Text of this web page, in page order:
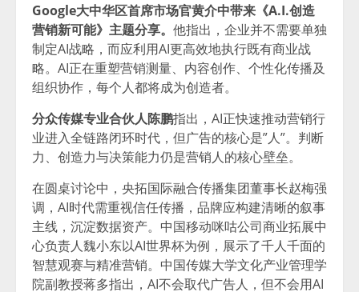
Google大中华区首席市场官黄介中带来《A.I.创造
营销新可能》主题分享。 他指出，企业并不需要单独
制定AI战略，而应利用AI更高效地执行既有商业战
略。AI正在重塑营销测量、内容创作、个性化传播及
组织协作，每个人都将成为创造者。
分众传媒专业合伙人陈鹏指出，AI正快速推动营销行
业进入全链路闭环时代，但广告的核心是”人”。判断
力、创造力与决策能力仍是营销人的核心壁垒。
在圆桌讨论中，央拓国际融合传播集团董事长赵梅强
调，AI时代需重视信任传播，品牌应构建清晰的叙事
主线，沉淀数据资产。中国移动咪咕公司商业拓展中
心负责人魏小东以AI世界杯为例，展示了千人千面的
智慧观赛与精准营销。中国传媒大学文化产业管理学
院副教授蒋多指出，AI不会取代广告人，但不会用AI